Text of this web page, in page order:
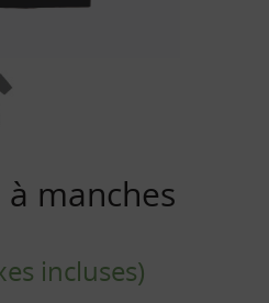
manches
incluses)